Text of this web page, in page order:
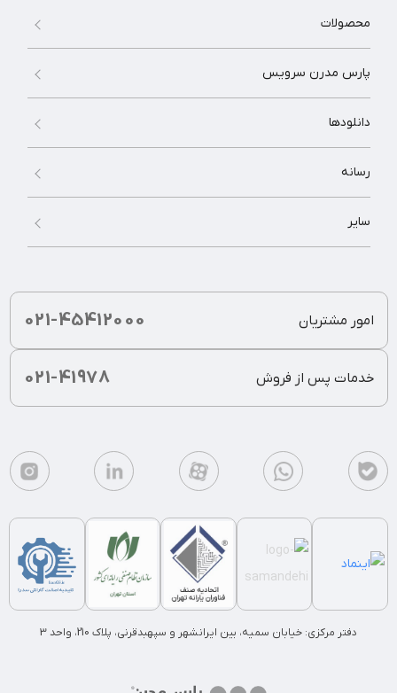
محصولات
پارس مدرن سرویس
دانلودها
رسانه
سایر
021-45412000 امور مشتریان
021-41978 خدمات پس از فروش
دفتر مرکزی: خیابان سمیه، بین ایرانشهر و سپهبدقرنی، پلاک 210، واحد 3